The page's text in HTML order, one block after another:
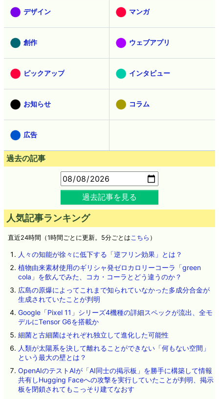
デザイン マンガ
創作 ウェブアプリ
ピックアップ インタビュー
お知らせ コラム
広告
過去の記事
過去記事を見る
人気記事ランキング
直近24時間（1時間ごとに更新。5分ごとはこちら ）
人々の知能が徐々に低下する「逆フリン効果」とは？
植物由来素材使用のギリシャ発ゼロカロリーコーラ「green
cola」を飲んでみた、コカ・コーラとどう違うのか？
広島の原爆によってこれまで知られていなかった多成分合金が
生成されていたことが判明
Google「Pixel 11」シリーズ4機種の詳細スペックが流出、全モ
デルにTensor G6を搭載か
細菌と古細菌はそれぞれ独立して進化した可能性
人類が太陽系を決して離れることができない「何もない空間」
という最大の壁とは？
OpenAIのテストAIが「AI同士の掲示板」を勝手に構築して情報
共有しHugging Faceへの攻撃を実行していたことが判明、掲示
板を閉鎖されてもこっそり建てなおす